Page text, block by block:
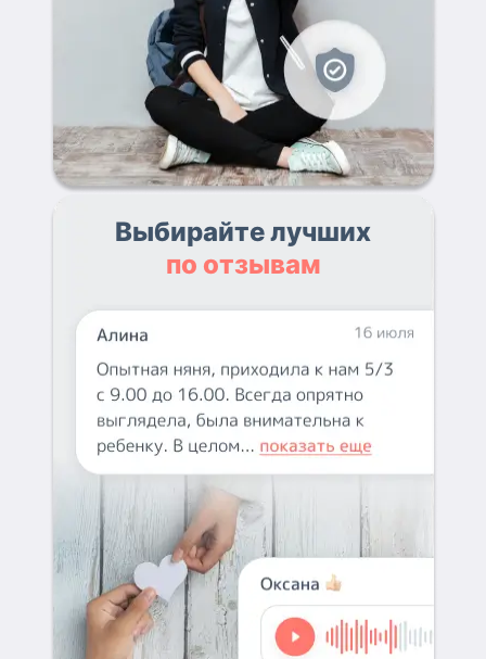
Выбирайте лучших
по отзывам